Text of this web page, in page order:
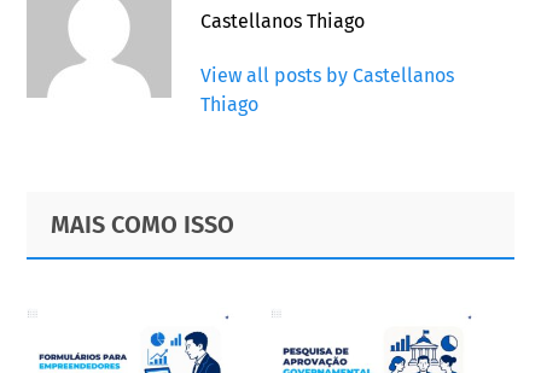
Castellanos Thiago
View all posts by Castellanos
Thiago
Primary
Sidebar
Footer
MAIS COMO ISSO